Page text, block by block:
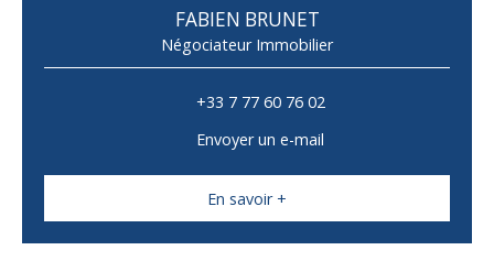
FABIEN BRUNET
Négociateur Immobilier
+33 7 77 60 76 02
Envoyer un e-mail
En savoir +